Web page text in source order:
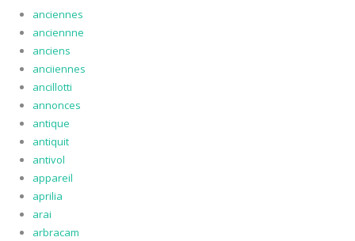
anciennes
anciennne
anciens
anciiennes
ancillotti
annonces
antique
antiquit
antivol
appareil
aprilia
arai
arbracam